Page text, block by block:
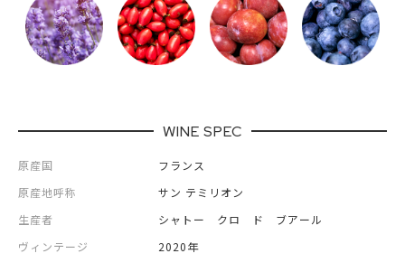
WINE SPEC
原産国
フランス
原産地呼称
サン テミリオン
生産者
シャトー クロ ド ブアール
ヴィンテージ
2020年